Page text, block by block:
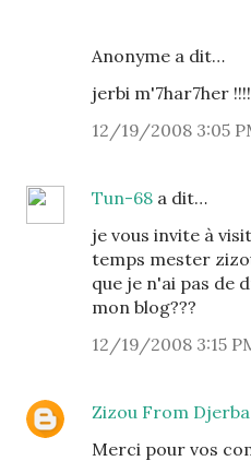
Anonyme a dit…
jerbi m'7har7her
12/19/2008 3:05
Tun-68 a dit…
je vous invite à
temps mester
que je n'ai pas de
mon blog???
12/19/2008 3:15
Zizou From Djerba
Merci pour vos